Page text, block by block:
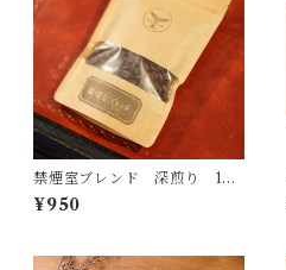
禁煙室ブレンド 深煎り 100
g
¥950